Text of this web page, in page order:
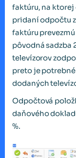
faktúru, na ktorej
pridaní odpočtu
faktúru
pôvodná sadzba
televízorov
preto je
dodaných
Odpočtová
daňového
%.